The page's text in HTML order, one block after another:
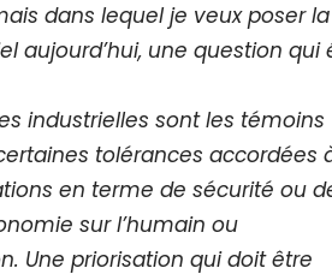
dans lequel je veux poser la
aujourd’hui, une question qui
industrielles sont les témoins
tolérances accordées
en terme de sécurité ou
sur l’humain ou
Une priorisation qui doit être